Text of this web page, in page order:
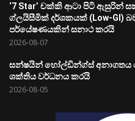
‘7 Star’ චක්කි ආටා පිටි ඇසුරින්
ග්ලයිසීමික් දර්ශකයක් (Low-GI)
පර්යේෂණයකින් සනාථ කරයි
2026-08-07
සන්ෂයින් හෝල්ඩින්ග්ස් අනාගතය
ශක්තිය වර්ධනය කරයි
2026-08-05